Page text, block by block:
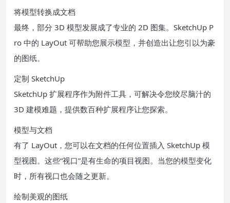
将模型转换成文档
最终，部分 3D 模型发展成了专业的 2D 图集。SketchUp P
ro 中的 LayOut 可帮助您展示模型，并创造出让您引以为豪
的图纸。
定制 SketchUp
SketchUp 扩展程序作为附件工具，可解决令您绞尽脑汁的
3D 建模难题，提供数百种扩展程序让您探索。
模型与文档
有了 LayOut，您可以在文档的任何位置插入 SketchUp 模
型视图。这些“视口”是有生命的项目视图。当您的模型变化
时，所有视口也会随之更新。
绘制美观的图纸